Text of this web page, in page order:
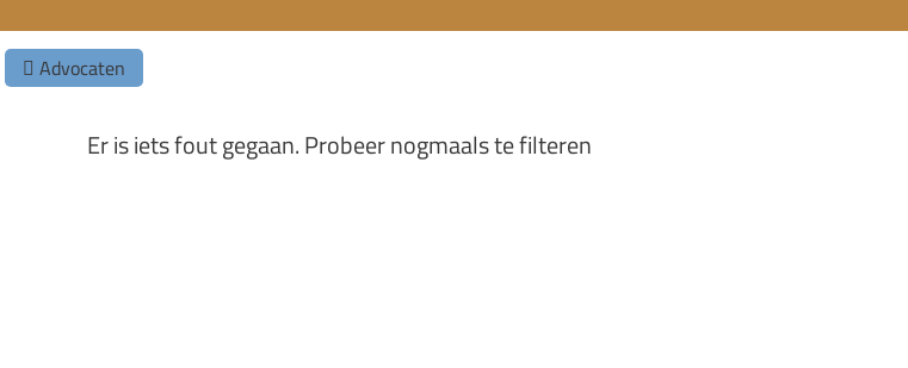
Advocaten
Er is iets fout gegaan. Probeer nogmaals te filteren